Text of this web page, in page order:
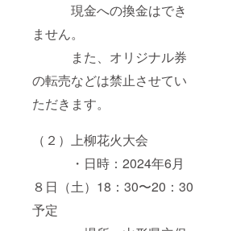
現金への換金はでき
ません。
また、オリジナル券
の転売などは禁止させてい
ただきます。
（２）上柳花火大会
・日時：2024年6月
８日（土）18：30〜20：30
予定